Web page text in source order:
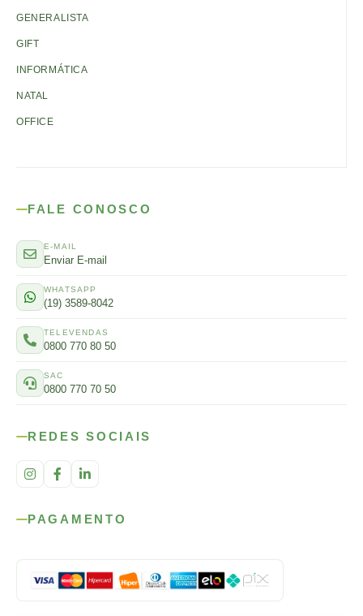
GENERALISTA
GIFT
INFORMÁTICA
NATAL
OFFICE
FALE CONOSCO
E-MAIL
Enviar E-mail
WHATSAPP
(19) 3589-8042
TELEVENDAS
0800 770 80 50
SAC
0800 770 70 50
REDES SOCIAIS
PAGAMENTO